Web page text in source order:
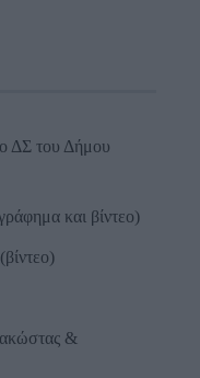
ΔΣ του Δήμου
και βίντεο)
&